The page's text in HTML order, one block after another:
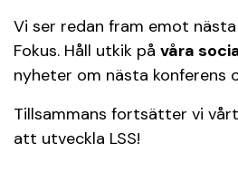
Vi ser redan fram emot nästa
Fokus. Håll utkik på våra
nyheter om nästa konferens
Tillsammans fortsätter vi
att utveckla LSS!